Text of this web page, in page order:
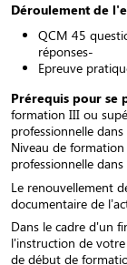
Déroulement de
QCM 45
réponses-
Epreuve
Prérequis pour se
formation III ou
professionnelle
Niveau de
professionnelle
Le renouvellement
documentaire de
Dans le cadre d'un
l'instruction de
de début de